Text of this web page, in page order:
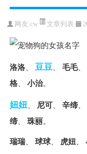
网友:cw 文章列表
洛洛、 豆豆、 毛毛、
格、 小治。
妞妞、 尼可、 辛缔、
缔、 珠丽。
瑞瑞、 球球、 虎妞、